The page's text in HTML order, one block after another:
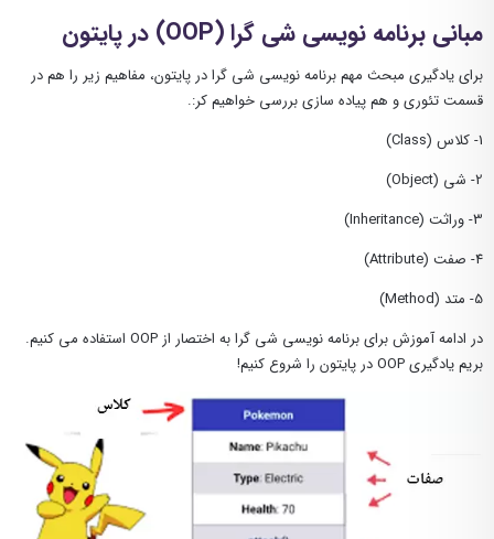
مبانی برنامه نویسی شی گرا (OOP) در پایتون
برای یادگیری مبحث مهم برنامه نویسی شی گرا در پایتون، مفاهیم زیر را هم در
قسمت تئوری و هم پیاده سازی بررسی خواهیم کر:.
1- کلاس (Class)
2- شی (Object)
3- وراثت (Inheritance)
4- صفت (Attribute)
5- متد (Method)
در ادامه آموزش برای برنامه نویسی شی گرا به اختصار از OOP استفاده می کنیم.
بریم یادگیری OOP در پایتون را شروع کنیم!